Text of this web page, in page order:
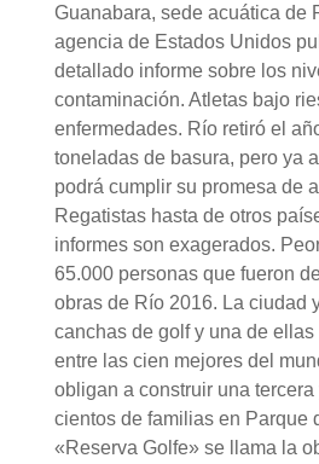
Guanabara, sede acuática de
agencia de Estados Unidos
detallado informe sobre los
contaminación. Atletas bajo
enfermedades. Río retiró el
toneladas de basura, pero ya
podrá cumplir su promesa de
Regatistas hasta de otros
informes son exagerados.
65.000 personas que fueron
obras de Río 2016. La ciudad
canchas de golf y una de ellas
entre las cien mejores del
obligan a construir una
cientos de familias en Parque
«Reserva Golfe» se llama la